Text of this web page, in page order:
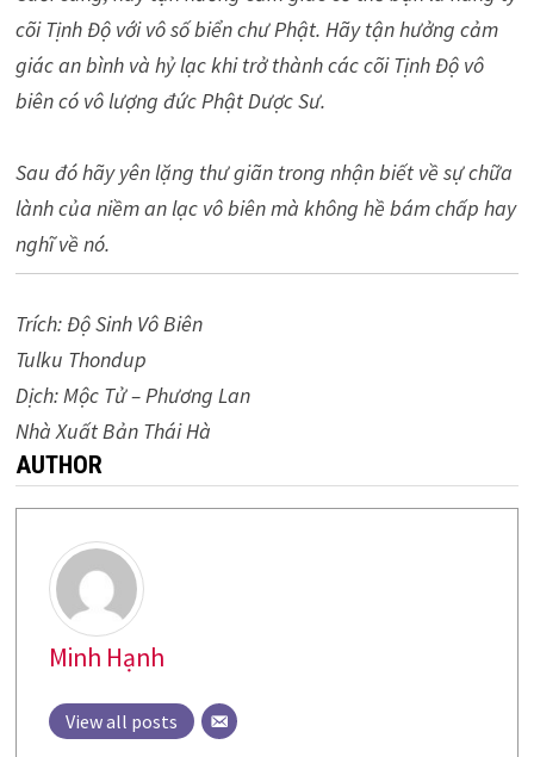
cõi Tịnh Độ với vô số biển chư Phật. Hãy tận hưởng cảm
giác an bình và hỷ lạc khi trở thành các cõi Tịnh Độ vô
biên có vô lượng đức Phật Dược Sư.
Sau đó hãy yên lặng thư giãn trong nhận biết về sự chữa
lành của niềm an lạc vô biên mà không hề bám chấp hay
nghĩ về nó.
Trích: Độ Sinh Vô Biên
Tulku Thondup
Dịch: Mộc Tử – Phương Lan
Nhà Xuất Bản Thái Hà
AUTHOR
Minh Hạnh
View all posts